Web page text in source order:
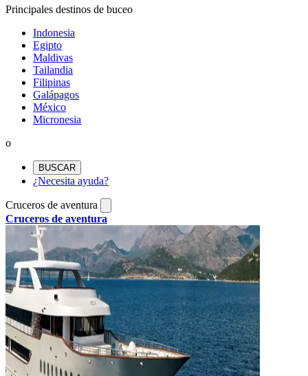
Principales destinos de buceo
Indonesia
Egipto
Maldivas
Tailandia
Filipinas
Galápagos
México
Micronesia
o
BUSCAR
¿Necesita ayuda?
Cruceros de aventura
Cruceros de aventura